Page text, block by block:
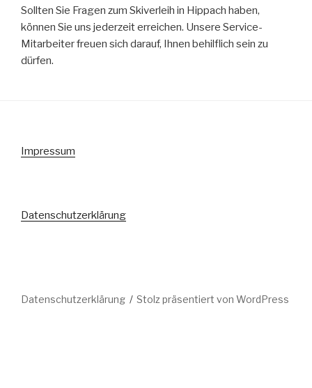
Sollten Sie Fragen zum Skiverleih in Hippach haben,
können Sie uns jederzeit erreichen. Unsere Service-
Mitarbeiter freuen sich darauf, Ihnen behilflich sein zu
dürfen.
Impressum
Datenschutzerklärung
Datenschutzerklärung Stolz präsentiert von WordPress